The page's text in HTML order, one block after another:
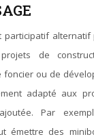
participatif
de
foncier ou de
adapté aux
Par
émettre des